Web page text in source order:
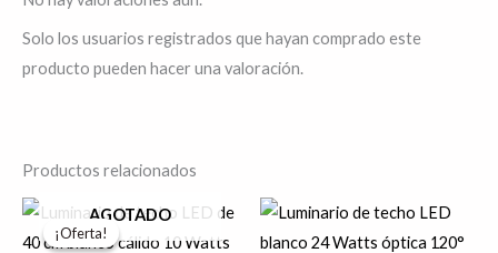
Solo los usuarios registrados que hayan comprado este
producto pueden hacer una valoración.
Productos relacionados
¡Oferta!
AGOTADO
¡Oferta!
El
precio
original
El
precio
actual